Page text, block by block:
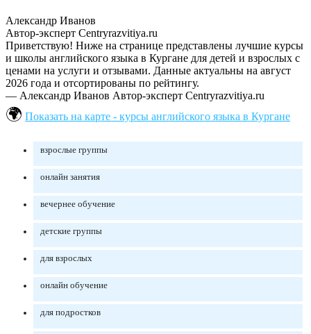
Александр Иванов
Автор-эксперт Centryrazvitiya.ru
Приветствую! Ниже на странице представлены лучшие курсы
и школы английского языка в Кургане для детей и взрослых с
ценами на услуги и отзывами. Данные актуальны на август
2026 года и отсортированы по рейтингу.
— Александр Иванов Автор-эксперт Centryrazvitiya.ru
Показать на карте - курсы английского языка в Кургане
взрослые группы
онлайн занятия
вечернее обучение
детские группы
для взрослых
онлайн обучение
для подростков